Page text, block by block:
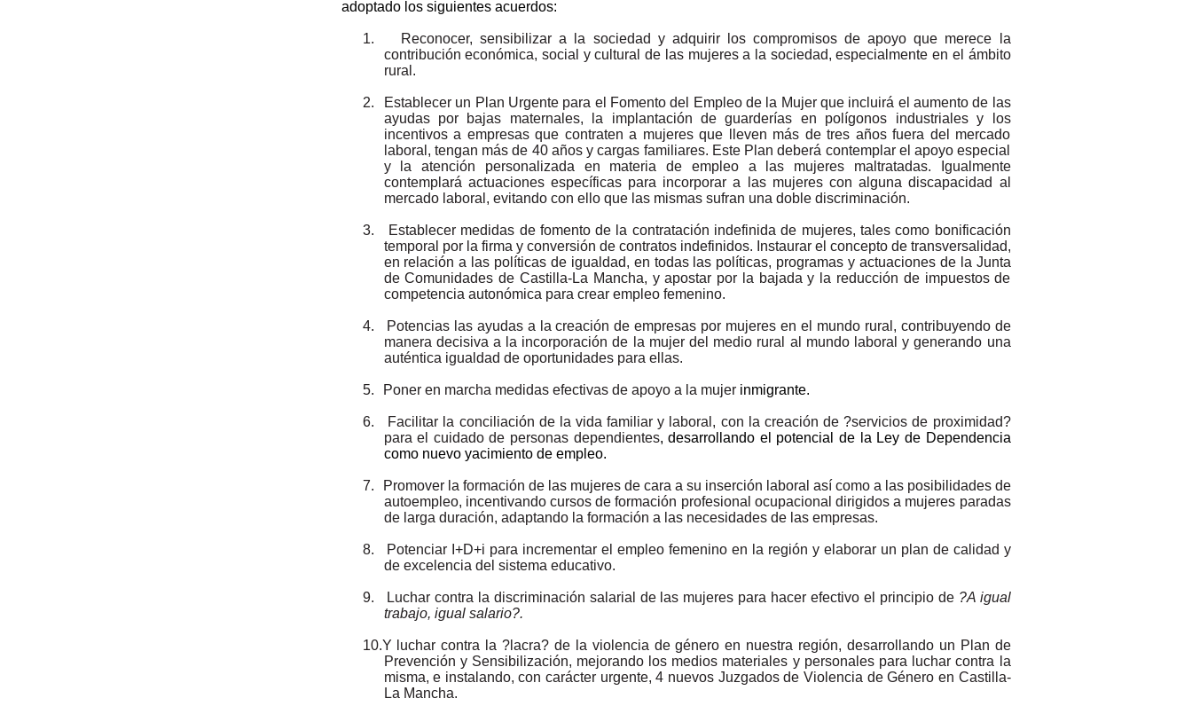
adoptado los siguientes acuerdos:
1.
Reconocer, sensibilizar a la sociedad y adquirir los compromisos de apoyo que merece la
contribución económica, social y cultural de las mujeres a la sociedad, especialmente en el ámbito
rural.
2.
Establecer un Plan Urgente para el Fomento del Empleo de la Mujer que incluirá el aumento de las
ayudas por bajas maternales, la implantación de guarderías en polígonos industriales y los
incentivos a empresas que contraten a mujeres que lleven más de tres años fuera del mercado
laboral, tengan más de 40 años y cargas familiares. Este Plan deberá contemplar el apoyo especial
y la atención personalizada en materia de empleo a las mujeres maltratadas. Igualmente
contemplará actuaciones específicas para incorporar a las mujeres con alguna discapacidad al
mercado laboral, evitando con ello que las mismas sufran una doble discriminación.
3.
Establecer medidas de fomento de la contratación indefinida de mujeres, tales como bonificación
temporal por la firma y conversión de contratos indefinidos. Instaurar el concepto de transversalidad,
en relación a las políticas de igualdad, en todas las políticas, programas y actuaciones de la Junta
de Comunidades de Castilla-La Mancha, y apostar por la bajada y la reducción de impuestos de
competencia autonómica para crear empleo femenino.
4.
Potencias las ayudas a la creación de empresas por mujeres en el mundo rural, contribuyendo de
manera decisiva a la incorporación de la mujer del medio rural al mundo laboral y generando una
auténtica igualdad de oportunidades para ellas.
5. Poner en marcha medidas efectivas de apoyo a la mujer inmigrante.
6.
Facilitar la conciliación de la vida familiar y laboral, con la creación de ?servicios de proximidad?
para el cuidado de personas dependientes, desarrollando el potencial de la Ley de Dependencia
como nuevo yacimiento de empleo.
7.
Promover la formación de las mujeres de cara a su inserción laboral así como a las posibilidades de
autoempleo, incentivando cursos de formación profesional ocupacional dirigidos a mujeres paradas
de larga duración, adaptando la formación a las necesidades de las empresas.
8.
Potenciar I+D+i para incrementar el empleo femenino en la región y elaborar un plan de calidad y
de excelencia del sistema educativo.
9. Luchar contra la discriminación salarial de las mujeres para hacer efectivo el principio de ?A igual
trabajo, igual salario?.
10.Y luchar contra la ?lacra? de la violencia de género en nuestra región, desarrollando un Plan de
Prevención y Sensibilización, mejorando los medios materiales y personales para luchar contra la
misma, e instalando, con carácter urgente, 4 nuevos Juzgados de Violencia de Género en Castilla-
La Mancha.